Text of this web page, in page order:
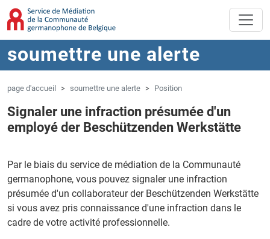
Aller au contenu principal
Sauter à la navigation
soumettre une alerte
page d'accueil soumettre une alerte Position
Signaler une infraction présumée d'un
employé der Beschützenden Werkstätte
Par le biais du service de médiation de la Communauté
germanophone, vous pouvez signaler une infraction
présumée d'un collaborateur der Beschützenden Werkstätte
si vous avez pris connaissance d'une infraction dans le
cadre de votre activité professionnelle.